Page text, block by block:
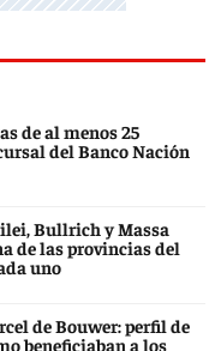
de al menos 25
del Banco Nación
Bullrich y Massa
de las provincias del
uno
de Bouwer: perfil de
beneficiaban a los